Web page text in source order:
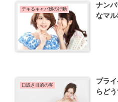
デキるキャバ嬢の行動
ナン
なマ
口説き目的の客
プラ
らど